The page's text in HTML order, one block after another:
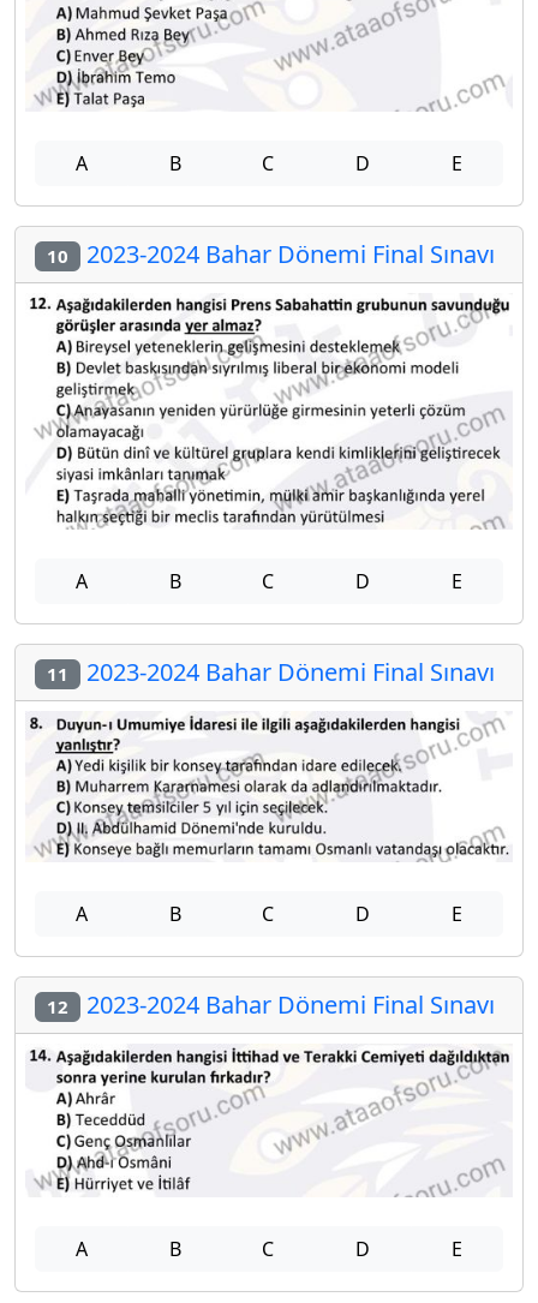
A B C D E
10 2023-2024 Bahar Dönemi Final Sınavı
A B C D E
11 2023-2024 Bahar Dönemi Final Sınavı
A B C D E
12 2023-2024 Bahar Dönemi Final Sınavı
A B C D E